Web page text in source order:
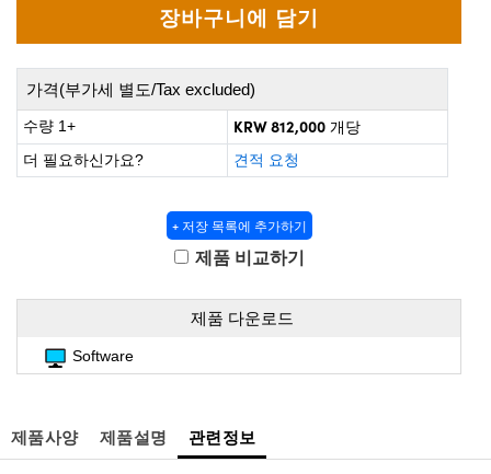
Gratings™
(UFI)
가격(부가세 별도/Tax excluded)
수량 1+ KRW 812,000 개당
더 필요하신가요?
견적 요청
+ 저장 목록에 추가하기
제품 비교하기
제품 다운로드
Software
제품사양 제품설명 관련정보